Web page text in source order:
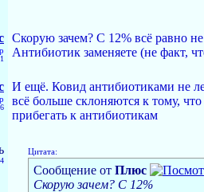
Скорую зачем? С 12% всё равно
Антибиотик заменяете (не факт,
И ещё. Ковид антибиотиками не
всё больше склоняются к тому,
прибегать к антибиотикам
Цитата:
Сообщение от Плюс
Скорую зачем? С 12%